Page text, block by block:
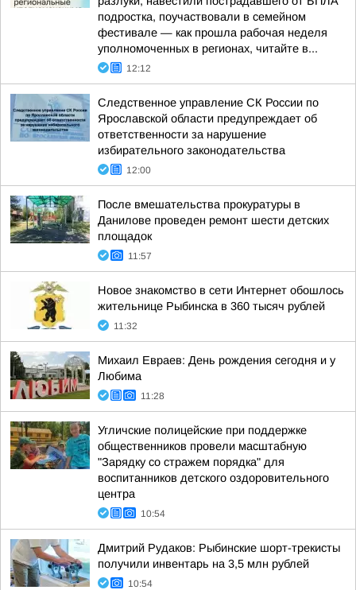
подростка, поучаствовали в семейном
фестивале — как прошла рабочая неделя
уполномоченных в регионах, читайте в...
12:12
Следственное управление СК России по
Ярославской области предупреждает об
ответственности за нарушение
избирательного законодательства
12:00
После вмешательства прокуратуры в
Данилове проведен ремонт шести детских
площадок
11:57
Новое знакомство в сети Интернет обошлось
жительнице Рыбинска в 360 тысяч рублей
11:32
Михаил Евраев: День рождения сегодня и у
Любима
11:28
Угличские полицейские при поддержке
общественников провели масштабную
"Зарядку со стражем порядка" для
воспитанников детского оздоровительного
центра
10:54
Дмитрий Рудаков: Рыбинские шорт-трекисты
получили инвентарь на 3,5 млн рублей
10:54